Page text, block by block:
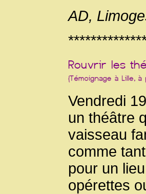
AD,
Vendredi
un théâtre
vaisseau
comme
pour un
opérettes